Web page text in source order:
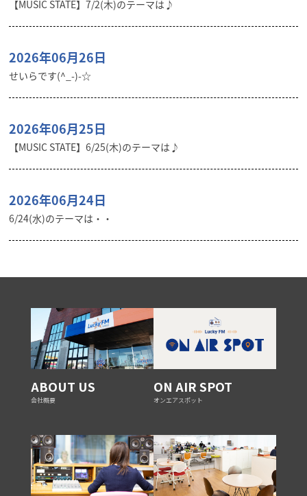
【MUSIC STATE】7/2(木)のテーマは♪
2026年06月26日
せいらです(^_-)-☆
2026年06月25日
【MUSIC STATE】6/25(木)のテーマは♪
2026年06月24日
6/24(水)のテーマは・・
ABOUT US
会社概要
ON AIR SPOT
オンエアスポット